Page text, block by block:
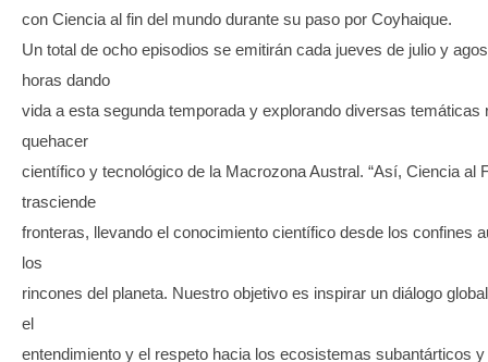
con Ciencia al fin del mundo durante su paso por Coyhaique.
Un total de ocho episodios se emitirán cada jueves de julio y
horas dando
vida a esta segunda temporada y explorando diversas temáticas
quehacer
científico y tecnológico de la Macrozona Austral. “Así, Ciencia al
trasciende
fronteras, llevando el conocimiento científico desde los confines
los
rincones del planeta. Nuestro objetivo es inspirar un diálogo
el
entendimiento y el respeto hacia los ecosistemas subantárticos y